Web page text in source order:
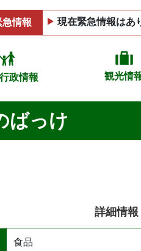
急情報 現在緊急情報はあ
政情報 観光情
ばっけ
詳細情報
食品